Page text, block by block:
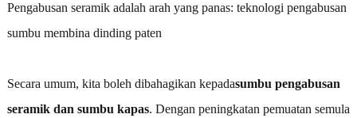
Pengabusan seramik adalah arah yang panas: teknologi pengabusan
sumbu membina dinding paten
Secara umum, kita boleh dibahagikan kepadasumbu pengabusan
seramik dan sumbu kapas. Dengan peningkatan pemuatan semula